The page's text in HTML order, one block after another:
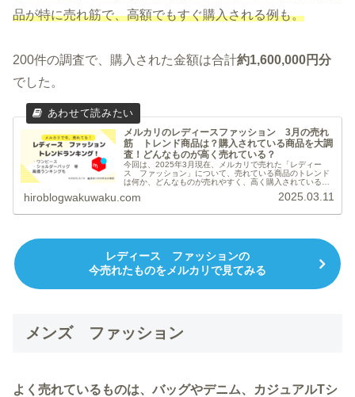
品が特に売れ筋で、高額でもすぐ購入される例も。
200件の調査で、購入された金額は合計約1,600,000円分
でした。
メルカリのレディースファッション 3月の売れ
筋 トレンド商品は？購入されている商品を大調
査！どんなものが高く売れている？
今回は、2025年3月現在、メルカリで売れた「レディー
ス ファッション」について、売れている商品のトレンド
は何か、どんなものが売れやすく、高く購入されているか
新品、未使用の商品が非常に人気...
hiroblogwakuwaku.com 2025.03.11
レディース ファッションの
今売れたものをメルカリで見てみる
メンズ ファッション
よく売れているものは、バッグやデニム、カジュアルTシ